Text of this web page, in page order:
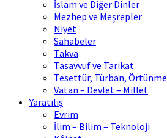
İslam ve Diğer Dinler
Mezhep ve Meşrepler
Niyet
Sahabeler
Takva
Tasavvuf ve Tarikat
Tesettür, Türban, Örtünme
Vatan – Devlet – Millet
Yaratılış
Evrim
İlim – Bilim – Teknoloji